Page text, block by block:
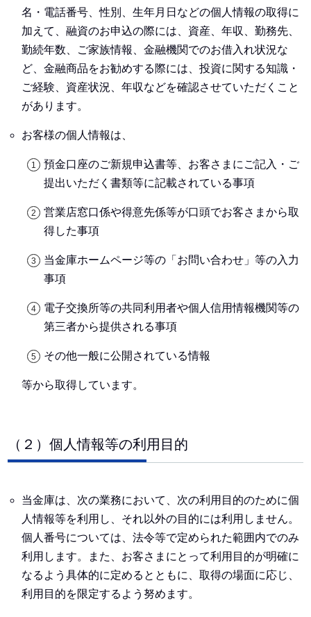
名・電話番号、性別、生年月日などの個人情報の取得に
加えて、融資のお申込の際には、資産、年収、勤務先、
勤続年数、ご家族情報、金融機関でのお借入れ状況な
ど、金融商品をお勧めする際には、投資に関する知識・
ご経験、資産状況、年収などを確認させていただくこと
があります。
お客様の個人情報は、
預金口座のご新規申込書等、お客さまにご記入・ご
提出いただく書類等に記載されている事項
営業店窓口係や得意先係等が口頭でお客さまから取
得した事項
当金庫ホームページ等の「お問い合わせ」等の入力
事項
電子交換所等の共同利用者や個人信用情報機関等の
第三者から提供される事項
その他一般に公開されている情報
等から取得しています。
（２）個人情報等の利用目的
当金庫は、次の業務において、次の利用目的のために個
人情報等を利用し、それ以外の目的には利用しません。
個人番号については、法令等で定められた範囲内でのみ
利用します。また、お客さまにとって利用目的が明確に
なるよう具体的に定めるとともに、取得の場面に応じ、
利用目的を限定するよう努めます。